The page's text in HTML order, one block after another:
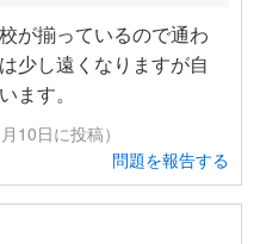
が揃っているので通わ
少し遠くなりますが自
ます。
10日に投稿）
問題を報告する